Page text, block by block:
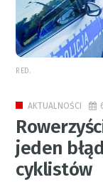
RED.
AKTUALNOŚCI
jeden
cyklistów